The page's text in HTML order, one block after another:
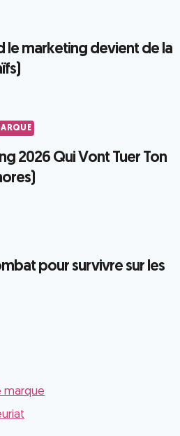
le marketing devient de la
2026 Qui Vont Tuer Ton
pour survivre sur les
marque